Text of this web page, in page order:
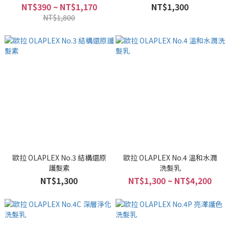
NT$390 ~ NT$1,170
NT$1,800
NT$1,300
歐拉 OLAPLEX No.3 結構還原
護髮素
NT$1,300
歐拉 OLAPLEX No.4 溫和水潤
洗髮乳
NT$1,300 ~ NT$4,200